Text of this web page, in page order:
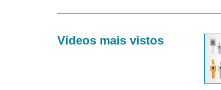
Vídeos mais vistos